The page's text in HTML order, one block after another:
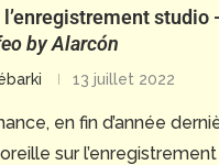
studio
by Alarcón
13 juillet 2022
en fin d’année
sur